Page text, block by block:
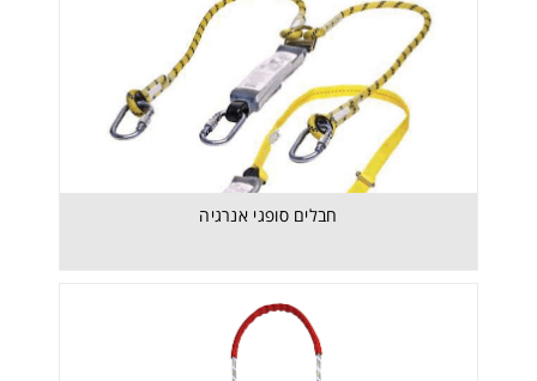
חבלים סופגי אנרגיה
positioning device